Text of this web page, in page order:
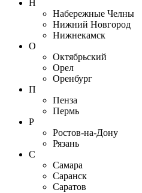
Н
Набережные Челны
Нижний Новгород
Нижнекамск
О
Октябрьский
Орел
Оренбург
П
Пенза
Пермь
Р
Ростов-на-Дону
Рязань
С
Самара
Саранск
Саратов